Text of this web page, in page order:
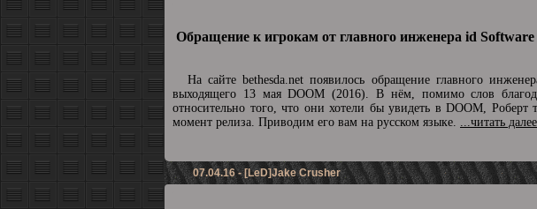
Обращение к игрокам от главного инженера id
На сайте bethesda.net появилось обращение главного
выходящего 13 мая DOOM (2016). В нём, помимо слов
относительно того, что они хотели бы увидеть в DOOM, Роберт
момент релиза. Приводим его вам на русском языке. ...читать
07.04.16 - [LeD]Jake Crusher